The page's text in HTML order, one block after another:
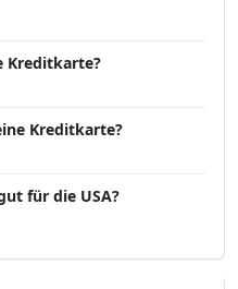
Kreditkarte?
Kreditkarte?
für die USA?